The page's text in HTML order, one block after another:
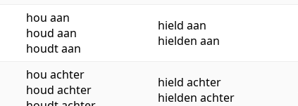
hou aan
houd aan
houdt aan
hield aan
hielden aan
hou achter
houd achter
hield achter
hielden achter